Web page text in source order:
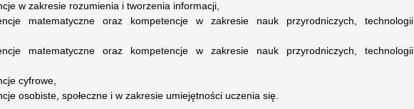
w zakresie rozumienia i tworzenia informacji,
matematyczne oraz kompetencje w zakresie nauk przyrodniczych, technologii
matematyczne oraz kompetencje w zakresie nauk przyrodniczych, technologii
cyfrowe,
osobiste, społeczne i w zakresie umiejętności uczenia się.